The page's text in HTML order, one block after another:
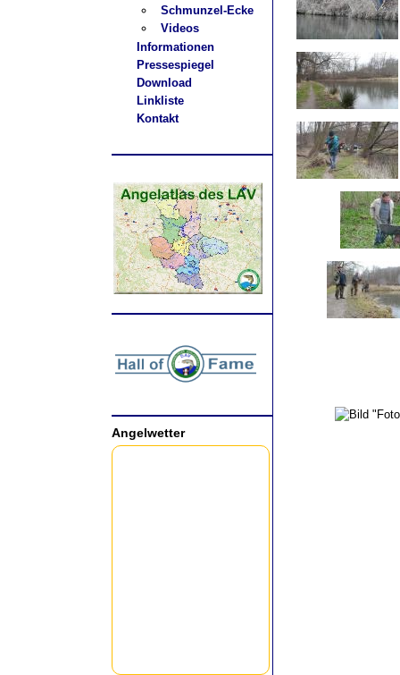
Schmunzel-Ecke
Videos
Informationen
Pressespiegel
Download
Linkliste
Kontakt
Angelwetter